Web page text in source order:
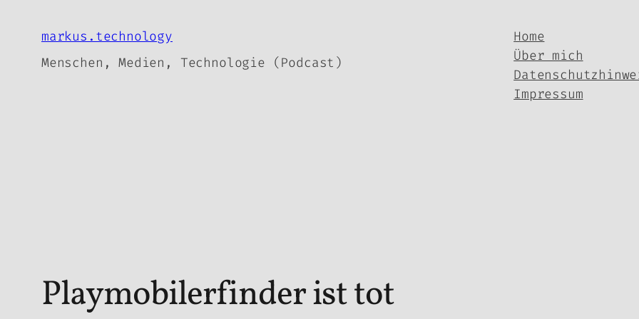
Inhaltmarkus.technology
Menschen, Medien, Technologie (Podcast)
Home
Über mich
Impressum
Playmobilerfinder ist tot